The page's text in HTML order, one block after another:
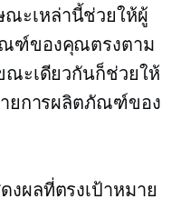
ะเหล่านี้ช่วยให้ผู้
ฑ์ของคุณตรงตาม
ณะเดียวกันก็ช่วยให้
ายการผลิตภัณฑ์ของ
ผลที่ตรงเป้าหมาย